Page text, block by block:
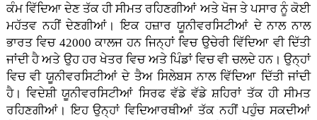
ਕੰਮ ਵਿੱਦਿਆ ਦੇਣ ਤੱਕ ਹੀ ਸੀਮਤ ਰਹਿਣਗੀਆਂ ਅਤੇ ਖੋਜ ਤੇ ਪਸਾਰ ਨੂੰ ਕੋਈ
ਮਹੱਤਵ ਨਹੀਂ ਦੇਣਗੀਆਂ। ਇਕ ਹਜ਼ਾਰ ਯੂਨੀਵਰਸਿਟੀਆਂ ਦੇ ਨਾਲ ਨਾਲ
ਭਾਰਤ ਵਿਚ 42000 ਕਾਲਜ ਹਨ ਜਿਨ੍ਹਾਂ ਵਿਚ ਉਚੇਰੀ ਵਿੱਦਿਆ ਵੀ ਦਿੱਤੀ
ਜਾਂਦੀ ਹੈ ਅਤੇ ਉਹ ਹਰ ਖੇਤਰ ਵਿਚ ਅਤੇ ਪਿੰਡਾਂ ਵਿਚ ਵੀ ਚਲਦੇ ਹਨ। ਉਨ੍ਹਾਂ
ਵਿਚ ਵੀ ਯੂਨੀਵਰਸਿਟੀਆਂ ਦੇ ਤੈਅ ਸਿਲੇਬਸ ਨਾਲ ਵਿੱਦਿਆ ਦਿੱਤੀ ਜਾਂਦੀ
ਹੈ। ਵਿਦੇਸ਼ੀ ਯੂਨੀਵਰਸਿਟੀਆਂ ਸਿਰਫ ਵੱਡੇ ਵੱਡੇ ਸ਼ਹਿਰਾਂ ਤੱਕ ਹੀ ਸੀਮਤ
ਰਹਿਣਗੀਆਂ। ਇਹ ਉਨ੍ਹਾਂ ਵਿਦਿਆਰਥੀਆਂ ਤੱਕ ਨਹੀਂ ਪਹੁੰਚ ਸਕਦੀਆਂ